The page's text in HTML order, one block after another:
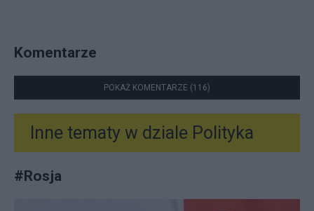
Komentarze
POKAŻ KOMENTARZE (116)
Inne tematy w dziale Polityka
#Rosja